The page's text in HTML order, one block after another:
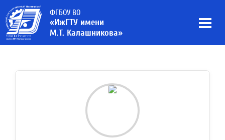
ФГБОУ ВО
«ИжГТУ имени
М.Т. Калашникова»